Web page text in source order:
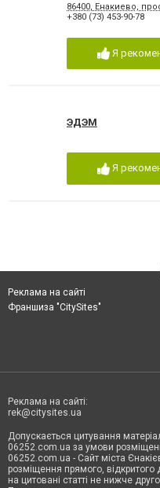
86400, Енакиево,
+380 (73) 453-90-78
Я
ЭДЭМ
Я
Реклама на сайті
Франшиза "CitySites"
Реклама на сайті:
rek@citysites.ua
Допускається цитування
06252.com.ua за умови
06252.com.ua - Сайт міста
розміщення прямого,
на цитовані статті не нижче